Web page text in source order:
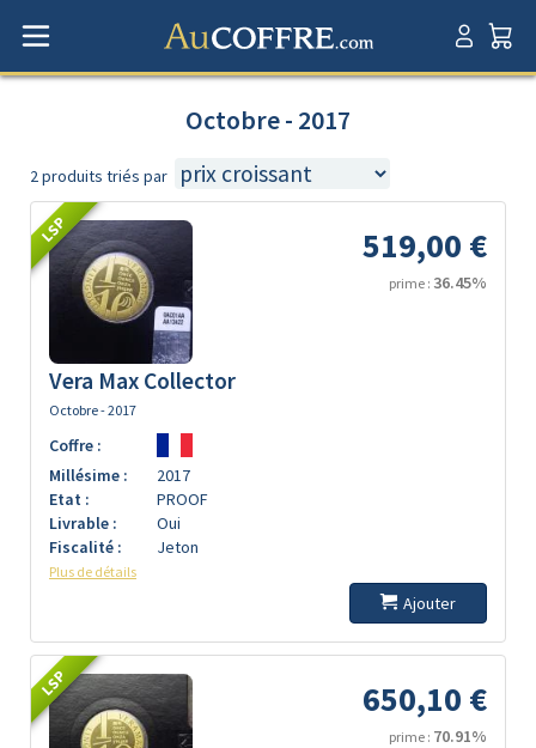
Octobre - 2017
2 produits triés par
LSP 519,00 €
prime : 36.45%
Vera Max Collector
Octobre - 2017
Coffre :
Millésime :
2017
Etat :
PROOF
Livrable :
Oui
Fiscalité :
Jeton
Plus de détails
Ajouter
LSP 650,10 €
prime : 70.91%